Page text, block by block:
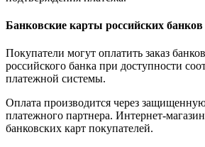
Банковские карты российских банков
Покупатели могут оплатить заказ
российского банка при доступности
платежной системы.
Оплата производится через
платежного партнера. Интернет-
банковских карт покупателей.